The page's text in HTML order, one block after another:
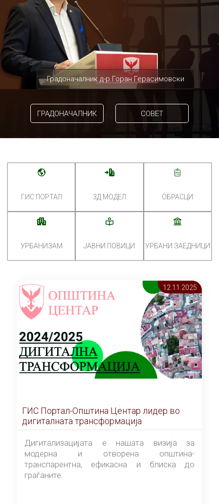
Градоначалник д-р Горан Герасимовски
ГРАДОНАЧАЛНИК СОВЕТ
ГИС ПОРТАЛ 3Д МОДЕЛ ОБРАСЦИ
УРБАНИЗАМ ЈАВНИ ПОВИЦИ УРБАНИ ЗАЕДНИЦИ
12.11 2025
ГИС Портал-Општина Центар лидер во
дигиталната трансформација
Дигитализацијата е нашата визија за
модерна и отворена општина-
транспарентна, ефикасна и блиска до
граѓаните.